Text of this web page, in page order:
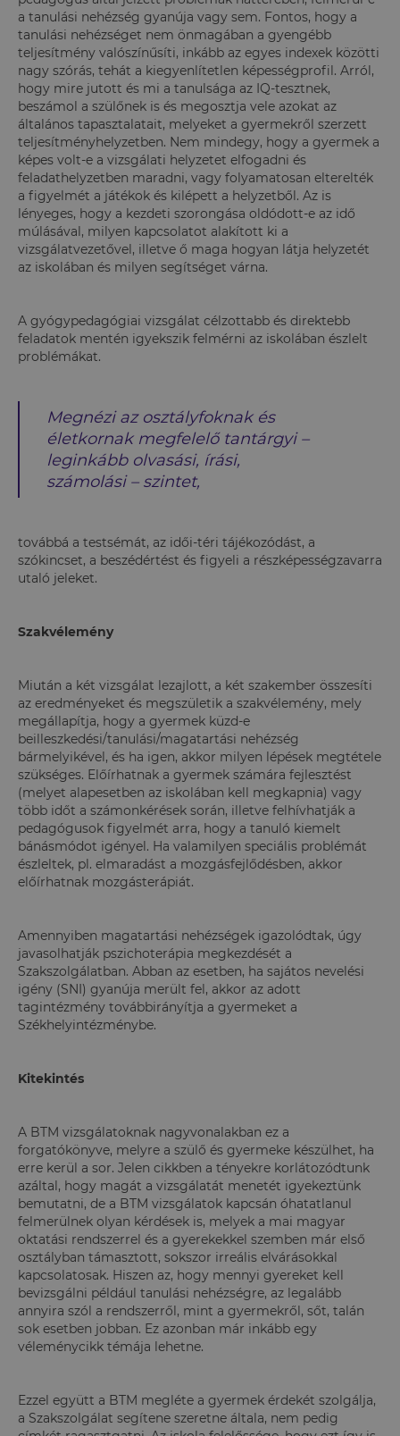
a tanulási nehézség gyanúja vagy sem. Fontos, hogy a
tanulási nehézséget nem önmagában a gyengébb
teljesítmény valószínűsíti, inkább az egyes indexek közötti
nagy szórás, tehát a kiegyenlítetlen képességprofil. Arról,
hogy mire jutott és mi a tanulsága az IQ-tesztnek,
beszámol a szülőnek is és megosztja vele azokat az
általános tapasztalatait, melyeket a gyermekről szerzett
teljesítményhelyzetben. Nem mindegy, hogy a gyermek a
képes volt-e a vizsgálati helyzetet elfogadni és
feladathelyzetben maradni, vagy folyamatosan elterelték
a figyelmét a játékok és kilépett a helyzetből. Az is
lényeges, hogy a kezdeti szorongása oldódott-e az idő
múlásával, milyen kapcsolatot alakított ki a
vizsgálatvezetővel, illetve ő maga hogyan látja helyzetét
az iskolában és milyen segítséget várna.
A gyógypedagógiai vizsgálat célzottabb és direktebb
feladatok mentén igyekszik felmérni az iskolában észlelt
problémákat.
Megnézi az osztályfoknak és
életkornak megfelelő tantárgyi –
leginkább olvasási, írási,
számolási – szintet,
továbbá a testsémát, az idői-téri tájékozódást, a
szókincset, a beszédértést és figyeli a részképességzavarra
utaló jeleket.
Szakvélemény
Miután a két vizsgálat lezajlott, a két szakember összesíti
az eredményeket és megszületik a szakvélemény, mely
megállapítja, hogy a gyermek küzd-e
beilleszkedési/tanulási/magatartási nehézség
bármelyikével, és ha igen, akkor milyen lépések megtétele
szükséges. Előírhatnak a gyermek számára fejlesztést
(melyet alapesetben az iskolában kell megkapnia) vagy
több időt a számonkérések során, illetve felhívhatják a
pedagógusok figyelmét arra, hogy a tanuló kiemelt
bánásmódot igényel. Ha valamilyen speciális problémát
észleltek, pl. elmaradást a mozgásfejlődésben, akkor
előírhatnak mozgásterápiát.
Amennyiben magatartási nehézségek igazolódtak, úgy
javasolhatják pszichoterápia megkezdését a
Szakszolgálatban. Abban az esetben, ha sajátos nevelési
igény (SNI) gyanúja merült fel, akkor az adott
tagintézmény továbbirányítja a gyermeket a
Székhelyintézménybe.
Kitekintés
A BTM vizsgálatoknak nagyvonalakban ez a
forgatókönyve, melyre a szülő és gyermeke készülhet, ha
erre kerül a sor. Jelen cikkben a tényekre korlátozódtunk
azáltal, hogy magát a vizsgálatát menetét igyekeztünk
bemutatni, de a BTM vizsgálatok kapcsán óhatatlanul
felmerülnek olyan kérdések is, melyek a mai magyar
oktatási rendszerrel és a gyerekekkel szemben már első
osztályban támasztott, sokszor irreális elvárásokkal
kapcsolatosak. Hiszen az, hogy mennyi gyereket kell
bevizsgálni például tanulási nehézségre, az legalább
annyira szól a rendszerről, mint a gyermekről, sőt, talán
sok esetben jobban. Ez azonban már inkább egy
véleménycikk témája lehetne.
Ezzel együtt a BTM megléte a gyermek érdekét szolgálja,
a Szakszolgálat segítene szeretne általa, nem pedig